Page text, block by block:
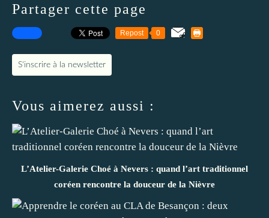
Partager cette page
Repost 0
S'inscrire à la newsletter
Vous aimerez aussi :
L’Atelier-Galerie Choé à Nevers : quand l’art traditionnel
coréen rencontre la douceur de la Nièvre